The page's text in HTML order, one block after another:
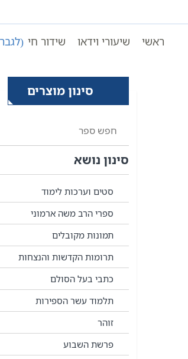
to
ראשי שיעורי וידאו שידור חי
עמוד ראשי
סינון מוצרים
סינון נושא
סטים וערכות לימוד
ספרי הרב משה ארמוני
תמונות מקובלים
תרומות הקדשות והנצחות
כתבי בעל הסולם
תלמוד עשר הספירות
זוהר
פרשת השבוע